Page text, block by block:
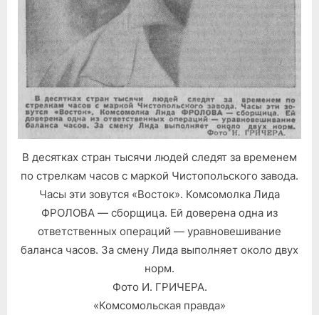
В десятках стран тысячи людей следят за временем
по стрелкам часов с маркой Чистопольского завода.
Часы эти зовутся «Восток». Комсомолка Лида
ФРОЛОВА — сборщица. Ей доверена одна из
ответственных операций — уравновешивание
баланса часов. За смену Лида выполняет около двух
норм.
Фото И. ГРИЧЕРА.
«Комсомольская правда»